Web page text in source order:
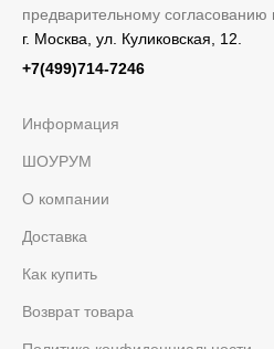
предварительному
г. Москва, ул. Куликовская, 12.
+7(499)714-7246
Информация
ШОУРУМ
О компании
Доставка
Как купить
Возврат товара